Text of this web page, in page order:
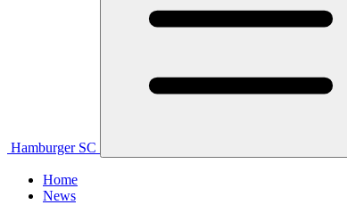
Hamburger SC
Home
News